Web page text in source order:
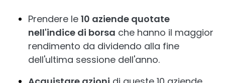
Prendere le 10 aziende quotate
nell'indice di borsa che hanno il maggior
rendimento da dividendo alla fine
dell'ultima sessione dell'anno.